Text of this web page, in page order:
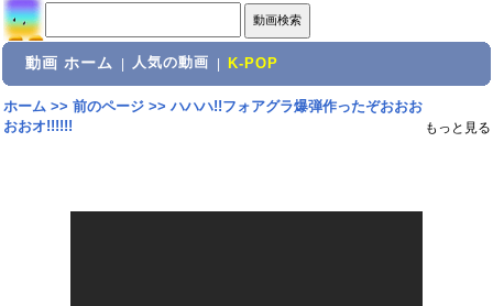
動画 ホーム 人気の動画 K-POP
ホーム>> 前のページ>> ハハハ!!フォアグラ爆弾作ったぞおおお
おおオ!!!!!!
もっと見る